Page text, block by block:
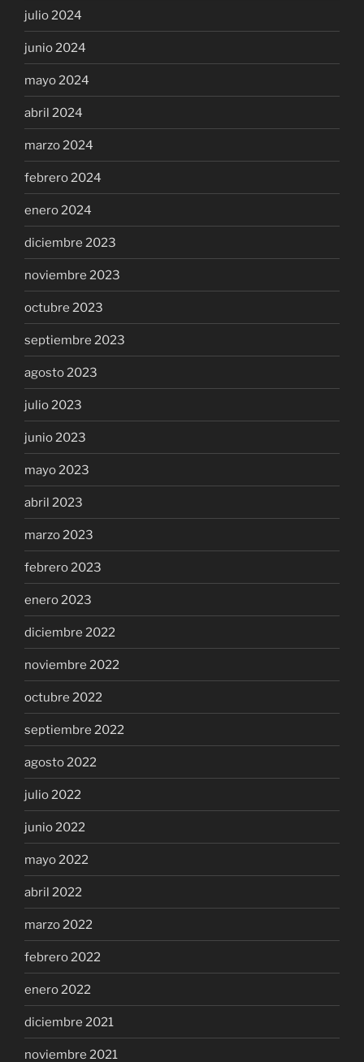
julio 2024
junio 2024
mayo 2024
abril 2024
marzo 2024
febrero 2024
enero 2024
diciembre 2023
noviembre 2023
octubre 2023
septiembre 2023
agosto 2023
julio 2023
junio 2023
mayo 2023
abril 2023
marzo 2023
febrero 2023
enero 2023
diciembre 2022
noviembre 2022
octubre 2022
septiembre 2022
agosto 2022
julio 2022
junio 2022
mayo 2022
abril 2022
marzo 2022
febrero 2022
enero 2022
diciembre 2021
noviembre 2021